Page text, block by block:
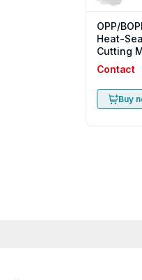
OPP/
Heat-
Cutting
Contact
Buy